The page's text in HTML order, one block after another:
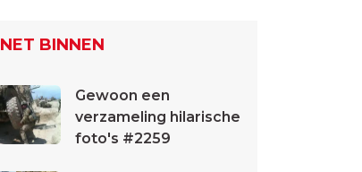
NET BINNEN
Gewoon een
verzameling hilarische
foto's #2259